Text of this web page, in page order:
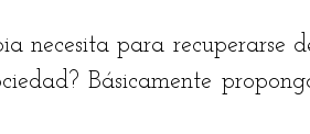
necesita para recuperarse
Básicamente